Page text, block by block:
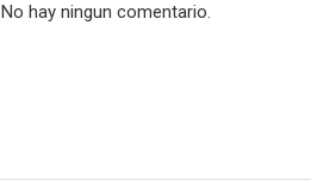
No hay ningun comentario.